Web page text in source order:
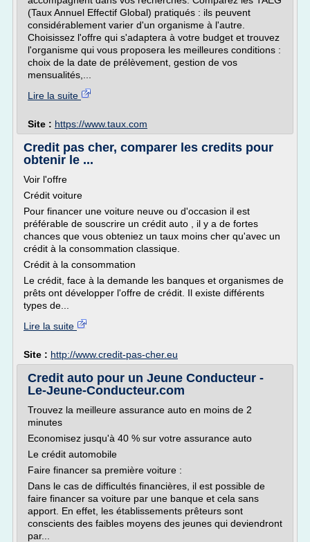
(Taux Annuel Effectif Global) pratiqués : ils peuvent
considérablement varier d'un organisme à l'autre.
Choisissez l'offre qui s'adaptera à votre budget et trouvez
l'organisme qui vous proposera les meilleures conditions :
choix de la date de prélèvement, gestion de vos
mensualités,...
Lire la suite
Site : https://www.taux.com
Credit pas cher, comparer les credits pour
obtenir le ...
Voir l'offre
Crédit voiture
Pour financer une voiture neuve ou d'occasion il est
préférable de souscrire un crédit auto , il y a de fortes
chances que vous obteniez un taux moins cher qu'avec un
crédit à la consommation classique.
Crédit à la consommation
Le crédit, face à la demande les banques et organismes de
prêts ont développer l'offre de crédit. Il existe différents
types de...
Lire la suite
Site : http://www.credit-pas-cher.eu
Credit auto pour un Jeune Conducteur -
Le-Jeune-Conducteur.com
Trouvez la meilleure assurance auto en moins de 2
minutes
Economisez jusqu'à 40 % sur votre assurance auto
Le crédit automobile
Faire financer sa première voiture :
Dans le cas de difficultés financières, il est possible de
faire financer sa voiture par une banque et cela sans
apport. En effet, les établissements prêteurs sont
conscients des faibles moyens des jeunes qui deviendront
par...